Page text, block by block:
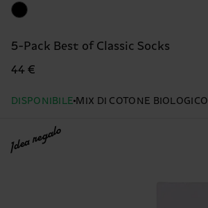
5-Pack Best of Classic Socks
44 €
DISPONIBILE MIX DI COTONE BIOLOGICO
Idea regalo